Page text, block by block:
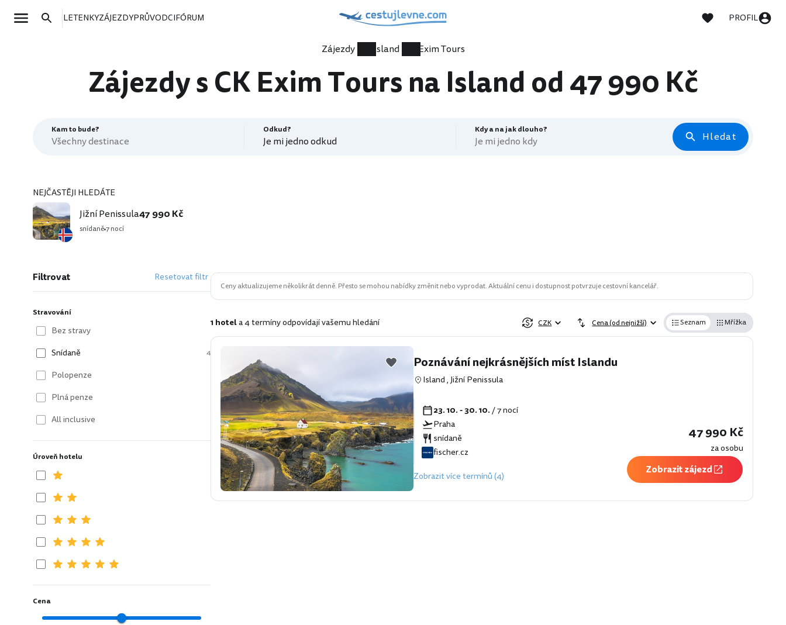
LETENKYZÁJEZDYPRŮVODCIFÓRUM PROFIL
Zájezdy Island Exim Tours
Zájezdy s CK Exim Tours na Island od 47 990 Kč
Kam to bude? Odkud?
Je mi jedno odkud
Kdy a na jak dlouho?
Je mi jedno kdy Hledat
NEJČASTĚJI HLEDÁTE
Jižní Penissula47 990 Kč
snídaně7 nocí
Filtrovat Resetovat filtr
Stravování
Bez stravy
Snídaně
4
Polopenze
Plná penze
All inclusive
Úroveň hotelu
Cena
Ceny aktualizujeme několikrát denně. Přesto se mohou nabídky změnit nebo vyprodat. Aktuální cenu i dostupnost potvrzuje cestovní kancelář.
1 hotela 4 termíny odpovídají vašemu hledání CZK Cena (od nejnižší) Seznam Mřížka
Poznávání nejkrásnějších míst Islandu
Island,Jižní Penissula
23. 10. - 30. 10./ 7 nocí
Praha
snídaně
fischer.cz
Zobrazit více termínů (4)
47 990 Kč
za osobu
Zobrazit zájezd